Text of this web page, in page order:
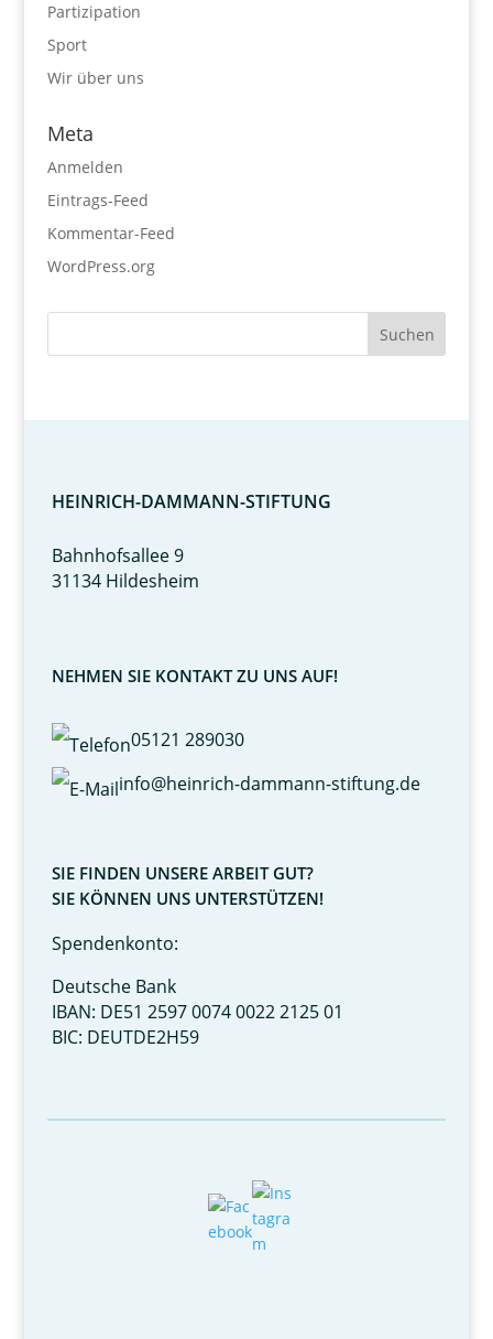
Partizipation
Sport
Wir über uns
Meta
Anmelden
Eintrags-Feed
Kommentar-Feed
WordPress.org
HEINRICH-DAMMANN-STIFTUNG
Bahnhofsallee 9
31134 Hildesheim
NEHMEN SIE KONTAKT ZU UNS AUF!
05121 289030
info@heinrich-dammann-stiftung.de
SIE FINDEN UNSERE ARBEIT GUT?
SIE KÖNNEN UNS UNTERSTÜTZEN!
Spendenkonto:
Deutsche Bank
IBAN: DE51 2597 0074 0022 2125 01
BIC: DEUTDE2H59